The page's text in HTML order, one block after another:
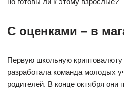
С оценками – в
Первую школьную
разработала команда молодых
родителей. В конце октября они